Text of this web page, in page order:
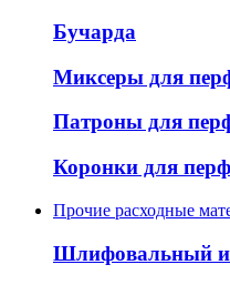
Бучарда
Миксеры для
Патроны для
Коронки для
Прочие расходные
Шлифовальный